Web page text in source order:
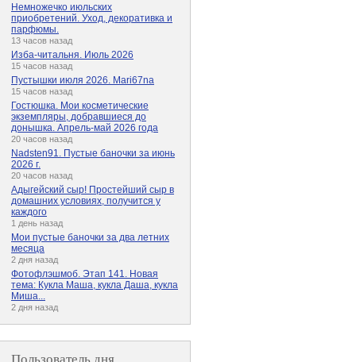
Немножечко июльских
приобретений. Уход, декоративка и
парфюмы.
13 часов назад
Изба-читальня. Июль 2026
15 часов назад
Пустышки июля 2026. Mari67na
15 часов назад
Гостюшка. Мои косметические
экземпляры, добравшиеся до
донышка. Апрель-май 2026 года
20 часов назад
Nadsten91. Пустые баночки за июнь
2026 г.
20 часов назад
Адыгейский сыр! Простейший сыр в
домашних условиях, получится у
каждого
1 день назад
Мои пустые баночки за два летних
месяца
2 дня назад
Фотофлэшмоб. Этап 141. Новая
тема: Кукла Маша, кукла Даша, кукла
Миша...
2 дня назад